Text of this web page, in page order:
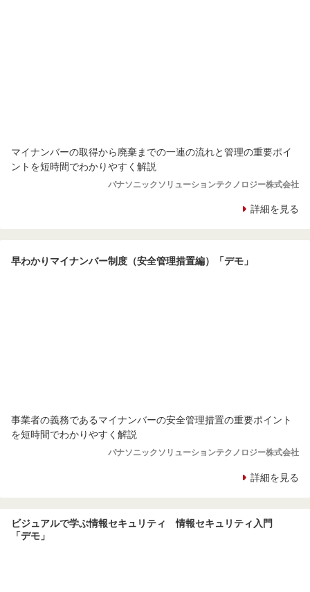
マイナンバーの取得から廃棄までの一連の流れと管理の重要ポイ
ントを短時間でわかりやすく解説
パナソニックソリューションテクノロジー株式会社
詳細を見る
早わかりマイナンバー制度（安全管理措置編）「デモ」
事業者の義務であるマイナンバーの安全管理措置の重要ポイント
を短時間でわかりやすく解説
パナソニックソリューションテクノロジー株式会社
詳細を見る
ビジュアルで学ぶ情報セキュリティ 情報セキュリティ入門
「デモ」